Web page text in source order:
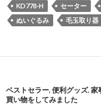
KD778-H セーター
ぬいぐるみ
毛玉取り器
ベストセラー, 便利グッズ, 家
買い物をしてみました